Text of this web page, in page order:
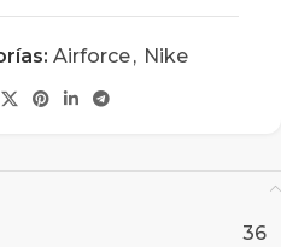
Airforce, Nike
36